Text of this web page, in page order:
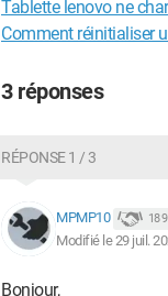
Tablette lenovo ne
Comment réinitialiser
3 réponses
RÉPONSE 1 / 3
MPMP10 18
Modifié le 29 juil.
Bonjour,